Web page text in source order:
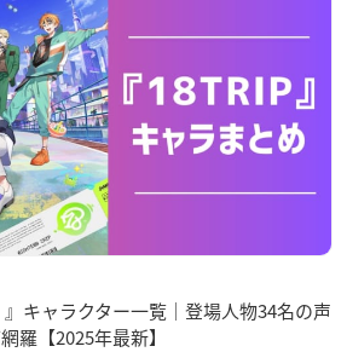
』キャラクター一覧｜登場人物34名の声
羅【2025年最新】